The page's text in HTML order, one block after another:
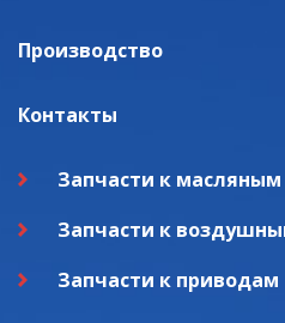
Производство
Контакты
Запчасти к
Запчасти к
Запчасти к приводам